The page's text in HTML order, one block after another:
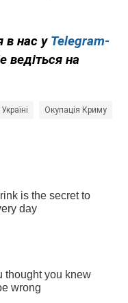
в нас у Telegram-
ведіться на
Окупація Криму